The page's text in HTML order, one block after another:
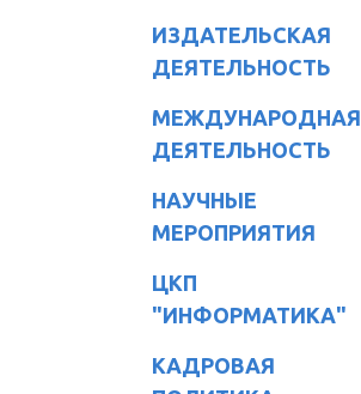
ИЗДАТЕЛЬСКАЯ
ДЕЯТЕЛЬНОСТЬ
МЕЖДУНАРОДНАЯ
ДЕЯТЕЛЬНОСТЬ
НАУЧНЫЕ
МЕРОПРИЯТИЯ
ЦКП
"ИНФОРМАТИКА"
КАДРОВАЯ